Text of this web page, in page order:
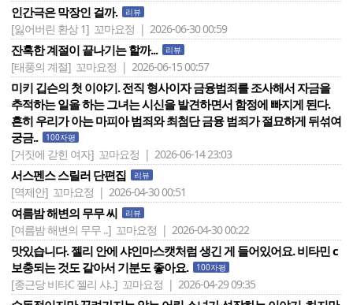
인간극은 막장인 걸까. 리뷰
[잃어버린 환상 1] 꼬마요정 | 2026-06-30 00:59
잔혹한 계절이 끝나기는 할까... 리뷰
[태풍의 계절] 꼬마요정 | 2026-06-15 00:57
미키 깁슨의 첫 이야기. 전직 형사이자 금융범죄를 조사해서 자금을
추적하는 일을 하는 그녀는 시신을 발견하면서 함정에 빠지게 된다.
흔히 우리가 아는 마피아 범죄와 최첨단 금융 범죄가 절묘하게 뒤섞여
궁금..
100자평
[거짓에 갇힌 여자] 꼬마요정 | 2026-06-14 23:03
서스펜스 스릴러 단편집 리뷰
[역제안] 꼬마요정 | 2026-04-30 00:51
여름밤 해변의 무무 씨 리뷰
[여름밤 해변의 무무 ..] 꼬마요정 | 2026-04-30 00:22
맛있습니다. 젤리 안에 샤인마스캣처럼 생긴 게 들어있어요. 비타민 c
보충되는 것도 같아서 기분도 좋아요.
100자평
[종근당 비타C 젤리 샤..] 꼬마요정 | 2026-04-29 09:35